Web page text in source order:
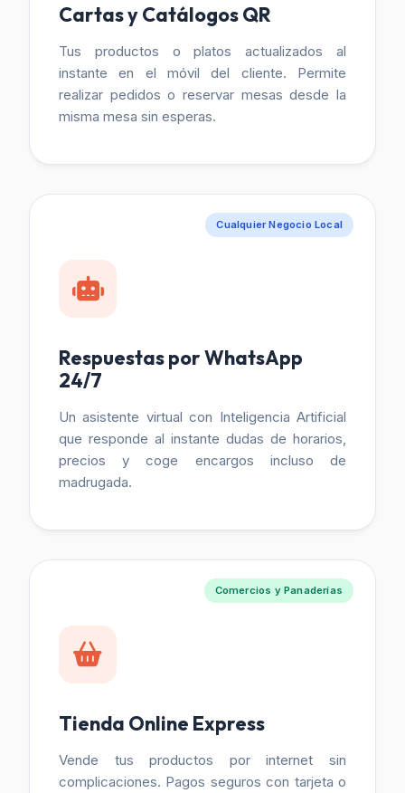
Cartas y Catálogos QR
Tus productos o platos actualizados al
instante en el móvil del cliente. Permite
realizar pedidos o reservar mesas desde la
misma mesa sin esperas.
Cualquier Negocio Local
Respuestas por WhatsApp
24/7
Un asistente virtual con Inteligencia Artificial
que responde al instante dudas de horarios,
precios y coge encargos incluso de
madrugada.
Comercios y Panaderías
Tienda Online Express
Vende tus productos por internet sin
complicaciones. Pagos seguros con tarjeta o